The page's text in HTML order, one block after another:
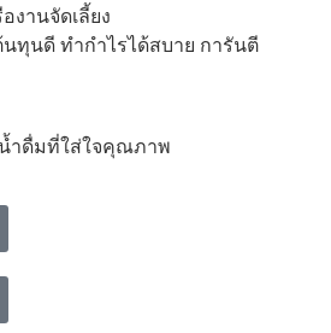
งานจัดเลี้ยง
ทุนดี ทำกำไรได้สบาย การันตี
ำดื่มที่ใส่ใจคุณภาพ